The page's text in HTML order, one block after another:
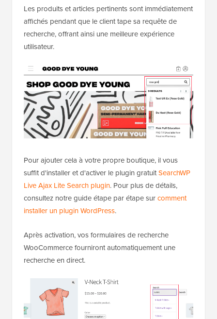
Les produits et articles pertinents sont immédiatement
affichés pendant que le client tape sa requête de
recherche, offrant ainsi une meilleure expérience
utilisateur.
Pour ajouter cela à votre propre boutique, il vous
suffit d'installer et d'activer le plugin gratuitSearchWP
Live Ajax Lite Search plugin. Pour plus de détails,
consultez notre guide étape par étape surcomment
installer un plugin WordPress.
Après activation, vos formulaires de recherche
WooCommerce fourniront automatiquement une
recherche en direct.